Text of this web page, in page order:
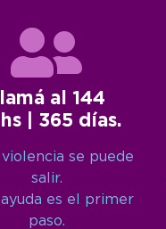
al 144
| 365 días.
violencia se puede
salir.
ayuda es el primer
paso.